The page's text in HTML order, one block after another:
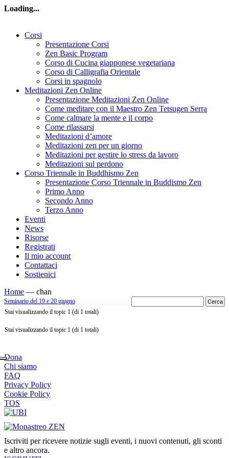
Loading...
Corsi
Presentazione Corsi
Zen Basic Program
Corso di Cucina giapponese vegetariana
Corso di Calligrafia Orientale
Corsi in spagnolo
Meditazioni Zen Online
Presentazione Meditazioni Zen Online
Come meditare con il Maestro Zen Tetsugen Serra
Come calmare la mente e il corpo
Come rilassarsi
Meditazioni d’amore
Meditazioni zen per un giorno
Meditazioni per gestire lo stress da lavoro
Meditazioni sul perdono
Corso Triennale in Buddhismo Zen
Presentazione Corso Triennale in Buddismo Zen
Primo Anno
Secondo Anno
Terzo Anno
Eventi
News
Risorse
Registrati
Il mio account
Contattaci
Sostienici
Home — chan
Stai visualizzando il topic 1 (di 1 totali)
Seminario del 19 e 20 giugno
Stai visualizzando il topic 1 (di 1 totali)
Dona
Chi siamo
FAQ
Privacy Policy
Cookie Policy
TOS
Iscriviti per ricevere notizie sugli eventi, i nuovi contenuti, gli sconti
e altro ancora.